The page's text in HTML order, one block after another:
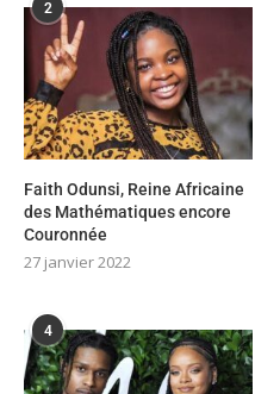
2
Faith Odunsi, Reine Africaine
des Mathématiques encore
Couronnée
27 janvier 2022
4